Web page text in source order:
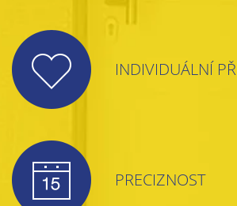
INDIVIDUÁLNÍ
PRECIZNOST